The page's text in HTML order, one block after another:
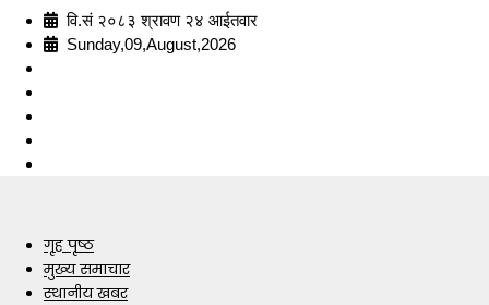
वि.सं २०८३ श्रावण २४ आईतवार
Sunday,09,August,2026
गृह पृष्ठ
मुख्य समाचार
स्थानीय खबर